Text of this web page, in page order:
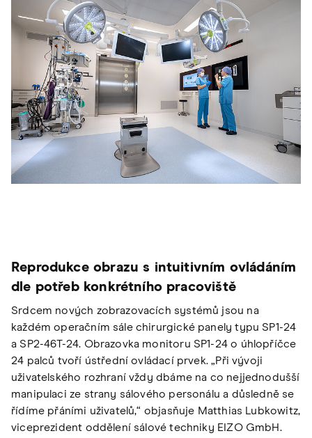
Reprodukce obrazu s intuitivním ovládáním
dle potřeb konkrétního pracoviště
Srdcem nových zobrazovacích systémů jsou na
každém operačním sále chirurgické panely typu SP1-24
a SP2-46T-24. Obrazovka monitoru SP1-24 o úhlopříčce
24 palců tvoří ústřední ovládací prvek. „Při vývoji
uživatelského rozhraní vždy dbáme na co nejjednodušší
manipulaci ze strany sálového personálu a důsledně se
řídíme přáními uživatelů,“ objasňuje Matthias Lubkowitz,
viceprezident oddělení sálové techniky EIZO GmbH.